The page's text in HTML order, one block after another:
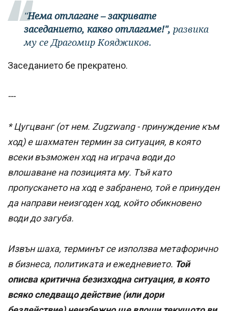
"Нема отлагане – закривате
заседанието, какво отлагаме!", развика
му се Драгомир Кояджиков.
Заседанието бе прекратено.
---
* Цугцванг(от нем. Zugzwang- принуждение към
ход) ешахматен термин за ситуация, в която
всеки възможен ход на играча води до
влошаване на позицията му. Тъй като
пропускането на ход е забранено, той е принуден
да направи неизгоден ход, който обикновено
води до загуба.
Извън шаха, терминът се използва метафорично
в бизнеса, политиката и ежедневието. Той
описва критична безизходна ситуация, в която
всяко следващо действие (или дори